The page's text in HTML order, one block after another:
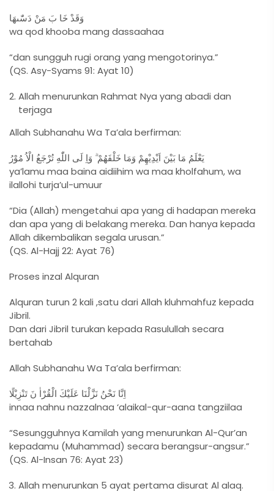
wa qod khooba mang dassaahaa
“dan sungguh rugi orang yang mengotorinya.”
(QS. Asy-Syams 91: Ayat 10)
Allah menurunkan Rahmat Nya yang abadi dan
terjaga
Allah Subhanahu Wa Ta’ala berfirman:
يَعْلَمُ مَا بَيْنَ اَيْدِيْهِمْ وَمَا خَلْفَهُمْ ۗ وَاِ لَى اللّٰهِ تُرْجَعُ الْاُ مُوْرُ
ya’lamu maa baina aidiihim wa maa kholfahum, wa
ilallohi turja’ul-umuur
“Dia (Allah) mengetahui apa yang di hadapan mereka
dan apa yang di belakang mereka. Dan hanya kepada
Allah dikembalikan segala urusan.”
(QS. Al-Hajj 22: Ayat 76)
Proses inzal Alquran
Alquran turun 2 kali ,satu dari Allah kluhmahfuz kepada
Jibril.
Dan dari Jibril turukan kepada Rasulullah secara
bertahab
Allah Subhanahu Wa Ta’ala berfirman:
innaa nahnu nazzalnaa ‘alaikal-qur-aana tangziilaa
“Sesungguhnya Kamilah yang menurunkan Al-Qur’an
kepadamu (Muhammad) secara berangsur-angsur.”
(QS. Al-Insan 76: Ayat 23)
Allah menurunkan 5 ayat pertama disurat Al alaq.